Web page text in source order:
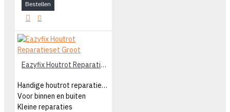
Bestellen
Eazyfix Houtrot Reparatieset Groot
Handige houtrot reparatieset groot
Voor binnen en buiten
Kleine reparaties